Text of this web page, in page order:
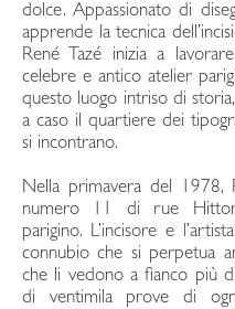
dolce. Appassionato di
apprende la tecnica
René Tazé inizia a
celebre e antico atelier
questo luogo intriso di
a caso il quartiere dei
si incontrano.
Nella primavera del 1978,
numero 11 di rue
parigino. L’incisore e
connubio che si perpetua
che li vedono a fianco più
di ventimila prove di